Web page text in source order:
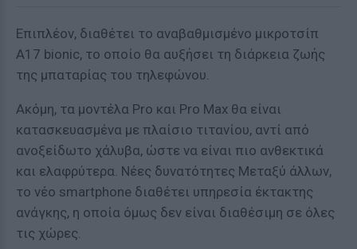
Επιπλέον, διαθέτει το αναβαθμισμένο μικροτσίπ
A17 bionic, το οποίο θα αυξήσει τη διάρκεια ζωής
της μπαταρίας του τηλεφώνου.
Ακόμη, τα μοντέλα Pro και Pro Max θα είναι
κατασκευασμένα με πλαίσιο τιτανίου, αντί από
ανοξείδωτο χάλυβα, ώστε να είναι πιο ανθεκτικά
και ελαφρύτερα. Νέες δυνατότητες Μεταξύ άλλων,
το νέο smartphone διαθέτει υπηρεσία έκτακτης
ανάγκης, η οποία όμως δεν είναι διαθέσιμη σε όλες
τις χώρες.